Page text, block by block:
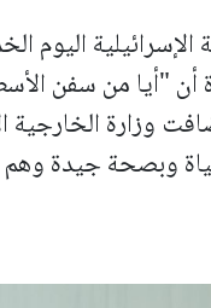
الإسرائيلية اليوم
أن "أيا من سفن
وزارة الخارجية
وبصحة جيدة وهم